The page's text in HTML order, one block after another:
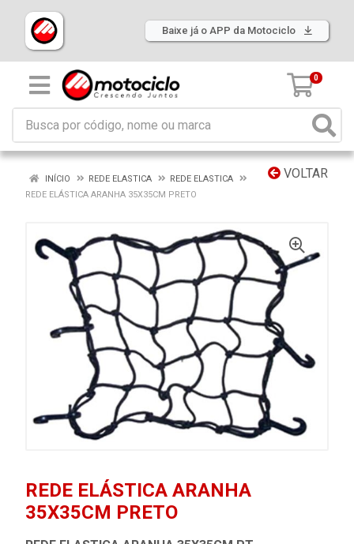
Baixe já o APP da Motociclo
0
VOLTAR
INÍCIO REDE ELASTICA
REDE ELASTICA
REDE ELÁSTICA ARANHA 35X35CM PRETO
REDE ELÁSTICA ARANHA
35X35CM PRETO